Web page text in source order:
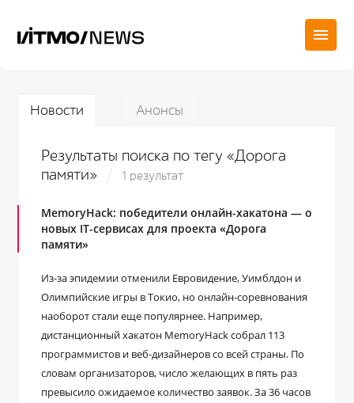
Новости Анонсы
Результаты поиска по тегу «Дорога
памяти»
1 результат
MemoryHack: победители онлайн-хакатона — о
новых IT-сервисах для проекта «Дорога
памяти»
Из-за эпидемии отменили Евровидение, Уимблдон и
Олимпийские игры в Токио, но онлайн-соревнования
наоборот стали еще популярнее. Например,
дистанционный хакатон MemoryHack собрал 113
программистов и веб-дизайнеров со всей страны. По
словам организаторов, число желающих в пять раз
превысило ожидаемое количество заявок. За 36 часов